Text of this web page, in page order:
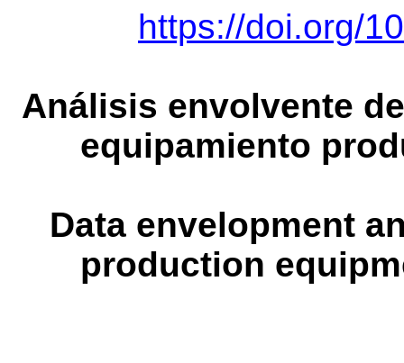
https://doi.org/
Análisis envolvente
equipamiento
Data envelopment
production